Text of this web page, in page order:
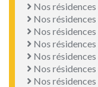
Nos
Nos
Nos
Nos
Nos
Nos
Nos